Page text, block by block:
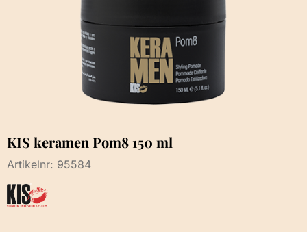
KIS keramen Pom8 150 ml
Artikelnr: 95584